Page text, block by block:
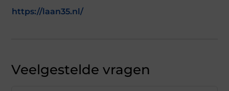
https://laan35.nl/
Veelgestelde vragen